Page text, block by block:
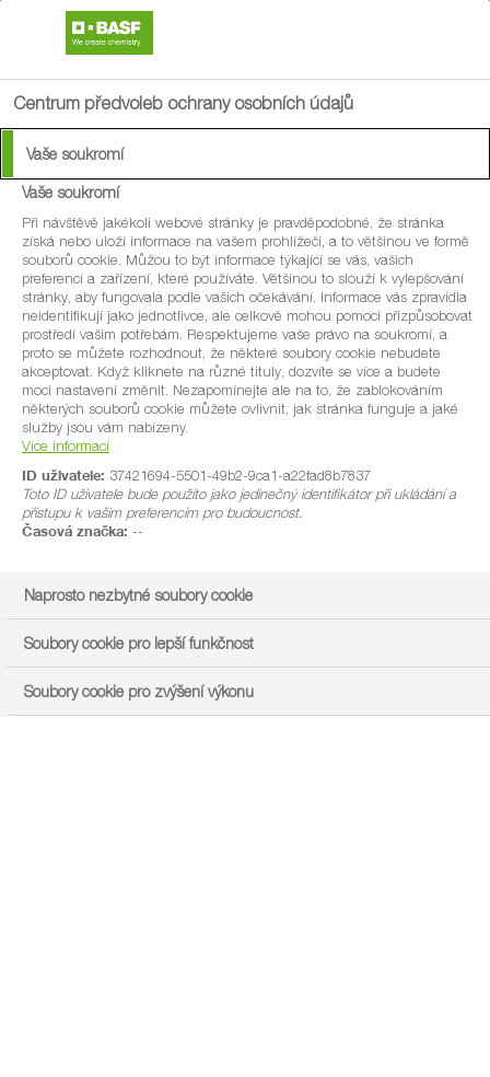
Centrum předvoleb ochrany osobních údajů
Vaše soukromí
Vaše soukromí
Při návštěvě jakékoli webové stránky je pravděpodobné, že stránka
získá nebo uloží informace na vašem prohlížeči, a to většinou ve formě
souborů cookie. Můžou to být informace týkající se vás, vašich
preferencí a zařízení, které používáte. Většinou to slouží k vylepšování
stránky, aby fungovala podle vašich očekávání. Informace vás zpravidla
neidentifikují jako jednotlivce, ale celkově mohou pomoci přizpůsobovat
prostředí vašim potřebám. Respektujeme vaše právo na soukromí, a
proto se můžete rozhodnout, že některé soubory cookie nebudete
akceptovat. Když kliknete na různé tituly, dozvíte se více a budete
moci nastavení změnit. Nezapomínejte ale na to, že zablokováním
některých souborů cookie můžete ovlivnit, jak stránka funguje a jaké
služby jsou vám nabízeny.
Více informací
ID uživatele: 37421694-5501-49b2-9ca1-a22fad8b7837
Toto ID uživatele bude použito jako jedinečný identifikátor při ukládání a
přístupu k vašim preferencím pro budoucnost.
Časová značka: --
Naprosto nezbytné soubory cookie
Soubory cookie pro lepší funkčnost
Soubory cookie pro zvýšení výkonu